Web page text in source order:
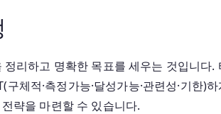
리
기
리하고 명확한 목표를 세우는 것입니
구체적·측정가능·달성가능·관련성·기
략을 마련할 수 있습니다.